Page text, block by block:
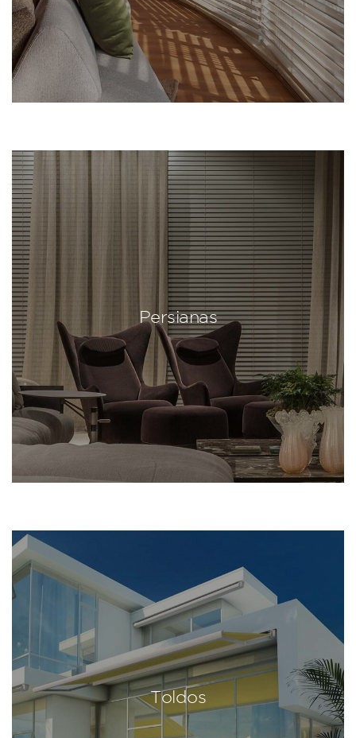
Persianas
Toldos